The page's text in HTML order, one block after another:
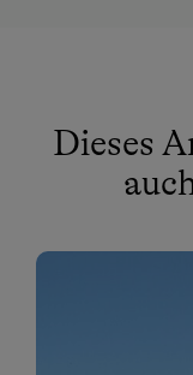
Dieses